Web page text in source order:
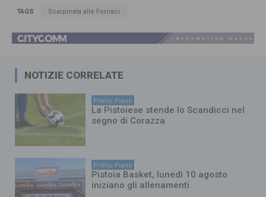
TAGS Scarpinata alle Fornaci
NOTIZIE CORRELATE
Primo Piano
La Pistoiese stende lo Scandicci nel
segno di Corazza
Primo Piano
Pistoia Basket, lunedì 10 agosto
iniziano gli allenamenti